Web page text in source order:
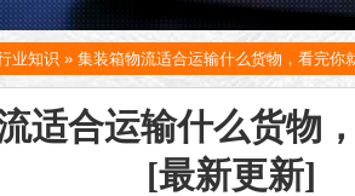
业知识 » 集装箱物流适合运输什么货物，看完你
适合运输什么货物
[最新更新]